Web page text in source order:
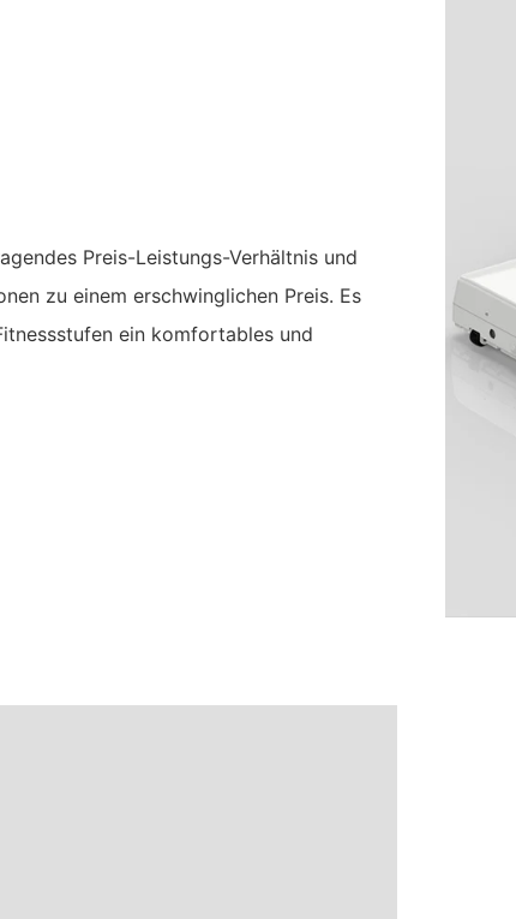
Preis-Leistungs-Verhältnis und
zu einem erschwinglichen Preis. Es
ein komfortables und